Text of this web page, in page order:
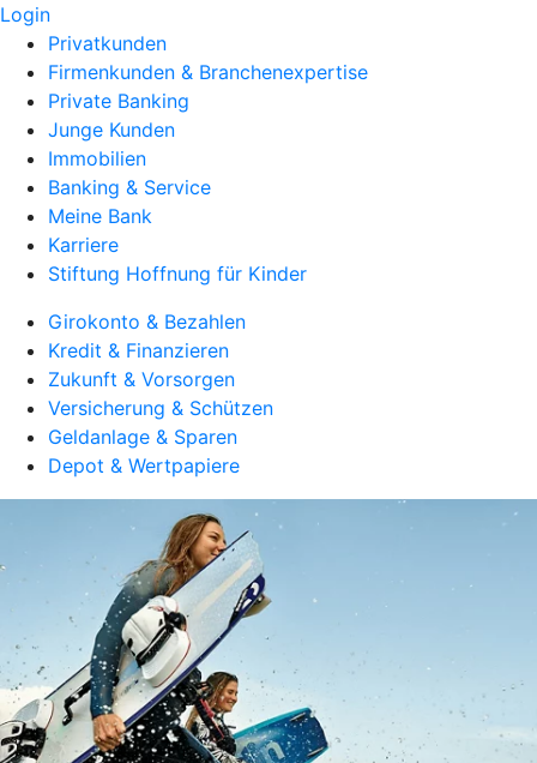
Login
Privatkunden
Firmenkunden & Branchenexpertise
Private Banking
Junge Kunden
Immobilien
Banking & Service
Meine Bank
Karriere
Stiftung Hoffnung für Kinder
Girokonto & Bezahlen
Kredit & Finanzieren
Zukunft & Vorsorgen
Versicherung & Schützen
Geldanlage & Sparen
Depot & Wertpapiere